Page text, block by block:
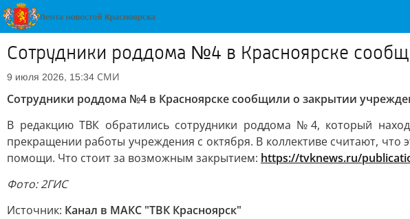
Сотрудники роддома №4 в Красноярске
9 июля 2026, 15:34 СМИ
Сотрудники роддома №4 в Красноярске сообщили о закрытии
В редакцию ТВК обратились сотрудники роддома №4, который
прекращении работы учреждения с октября. В коллективе считают, что
помощи. Что стоит за возможным закрытием: https://tvknews.ru/
Фото: 2ГИС
Источник: Канал в МАКС "ТВК Красноярск"